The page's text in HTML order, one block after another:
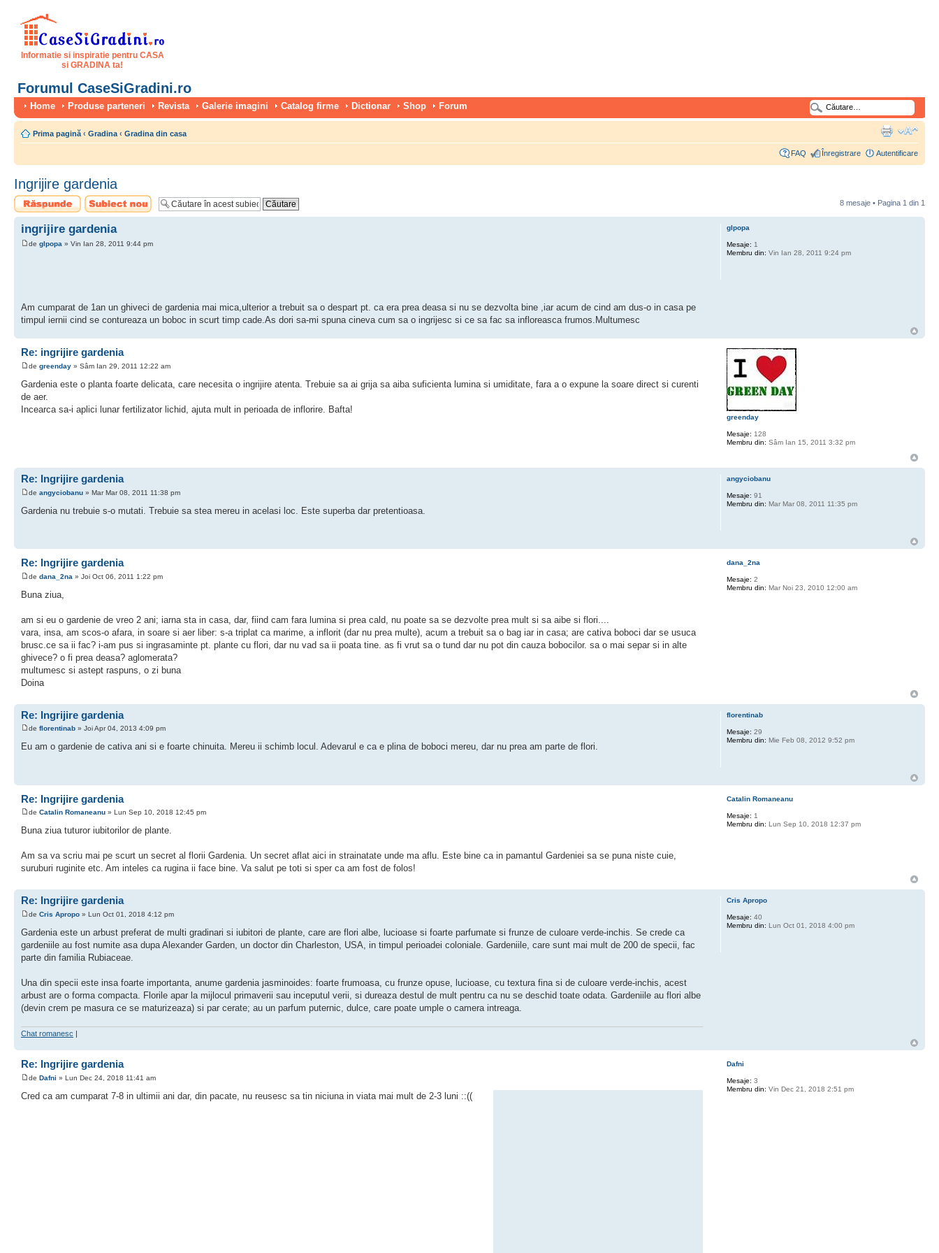
Informatie si inspiratie pentru CASA
si GRADINA ta!
Forumul CaseSiGradini.ro
Home Produse parteneri Revista Galerie imagini Catalog firme Dictionar Shop Forum
Prima pagină ‹ Gradina ‹ Gradina din casa
FAQ Înregistrare Autentificare
Ingrijire gardenia
Scrie un răspuns
Scrie un subiect
nou
8 mesaje • Pagina 1 din 1
ingrijire gardenia
de glpopa » Vin Ian 28, 2011 9:44 pm
Am cumparat de 1an un ghiveci de gardenia mai mica,ulterior a trebuit sa o despart pt. ca era prea deasa si nu se dezvolta bine ,iar acum de cind am dus-o in casa pe
timpul iernii cind se contureaza un boboc in scurt timp cade.As dori sa-mi spuna cineva cum sa o ingrijesc si ce sa fac sa infloreasca frumos.Multumesc
glpopa
Mesaje: 1
Membru din: Vin Ian 28, 2011 9:24 pm
Re: ingrijire gardenia
de greenday » Sâm Ian 29, 2011 12:22 am
Gardenia este o planta foarte delicata, care necesita o ingrijire atenta. Trebuie sa ai grija sa aiba suficienta lumina si umiditate, fara a o expune la soare direct si curenti
de aer.
Incearca sa-i aplici lunar fertilizator lichid, ajuta mult in perioada de inflorire. Bafta!
greenday
Mesaje: 128
Membru din: Sâm Ian 15, 2011 3:32 pm
Re: Ingrijire gardenia
de angyciobanu » Mar Mar 08, 2011 11:38 pm
Gardenia nu trebuie s-o mutati. Trebuie sa stea mereu in acelasi loc. Este superba dar pretentioasa.
angyciobanu
Mesaje: 91
Membru din: Mar Mar 08, 2011 11:35 pm
Re: Ingrijire gardenia
de dana_2na » Joi Oct 06, 2011 1:22 pm
Buna ziua,
am si eu o gardenie de vreo 2 ani; iarna sta in casa, dar, fiind cam fara lumina si prea cald, nu poate sa se dezvolte prea mult si sa aibe si flori....
vara, insa, am scos-o afara, in soare si aer liber: s-a triplat ca marime, a inflorit (dar nu prea multe), acum a trebuit sa o bag iar in casa; are cativa boboci dar se usuca
brusc.ce sa ii fac? i-am pus si ingrasaminte pt. plante cu flori, dar nu vad sa ii poata tine. as fi vrut sa o tund dar nu pot din cauza bobocilor. sa o mai separ si in alte
ghivece? o fi prea deasa? aglomerata?
multumesc si astept raspuns, o zi buna
Doina
dana_2na
Mesaje: 2
Membru din: Mar Noi 23, 2010 12:00 am
Re: Ingrijire gardenia
de florentinab » Joi Apr 04, 2013 4:09 pm
Eu am o gardenie de cativa ani si e foarte chinuita. Mereu ii schimb locul. Adevarul e ca e plina de boboci mereu, dar nu prea am parte de flori.
florentinab
Mesaje: 29
Membru din: Mie Feb 08, 2012 9:52 pm
Re: Ingrijire gardenia
de Catalin Romaneanu » Lun Sep 10, 2018 12:45 pm
Buna ziua tuturor iubitorilor de plante.
Am sa va scriu mai pe scurt un secret al florii Gardenia. Un secret aflat aici in strainatate unde ma aflu. Este bine ca in pamantul Gardeniei sa se puna niste cuie,
suruburi ruginite etc. Am inteles ca rugina ii face bine. Va salut pe toti si sper ca am fost de folos!
Catalin Romaneanu
Mesaje: 1
Membru din: Lun Sep 10, 2018 12:37 pm
Re: Ingrijire gardenia
de Cris Apropo » Lun Oct 01, 2018 4:12 pm
Gardenia este un arbust preferat de multi gradinari si iubitori de plante, care are flori albe, lucioase si foarte parfumate si frunze de culoare verde-inchis. Se crede ca
gardeniile au fost numite asa dupa Alexander Garden, un doctor din Charleston, USA, in timpul perioadei coloniale. Gardeniile, care sunt mai mult de 200 de specii, fac
parte din familia Rubiaceae.
Una din specii este insa foarte importanta, anume gardenia jasminoides: foarte frumoasa, cu frunze opuse, lucioase, cu textura fina si de culoare verde-inchis, acest
arbust are o forma compacta. Florile apar la mijlocul primaverii sau inceputul verii, si dureaza destul de mult pentru ca nu se deschid toate odata. Gardeniile au flori albe
(devin crem pe masura ce se maturizeaza) si par cerate; au un parfum puternic, dulce, care poate umple o camera intreaga.
Chat romanesc
Cris Apropo
Mesaje: 40
Membru din: Lun Oct 01, 2018 4:00 pm
Re: Ingrijire gardenia
de Dafni » Lun Dec 24, 2018 11:41 am
Cred ca am cumparat 7-8 in ultimii ani dar, din pacate, nu reusesc sa tin niciuna in viata mai mult de 2-3 luni ::((
Dafni
Mesaje: 3
Membru din: Vin Dec 21, 2018 2:51 pm